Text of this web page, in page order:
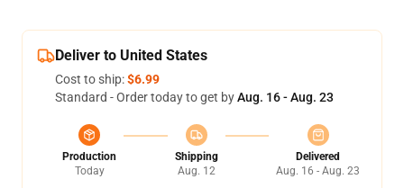
Deliver to United States
Cost to ship:$6.99
Standard - Order today to get byAug. 16 - Aug. 23
Production
Today
Shipping
Aug. 12
Delivered
Aug. 16 - Aug. 23